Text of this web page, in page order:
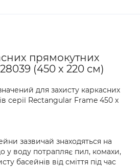
прямокутних
(450 х 220 см)
для захисту каркасних
серії Rectangular Frame 450 х
зазвичай знаходяться на
у воду потрапляє пил, комахи,
басейнів від сміття під час